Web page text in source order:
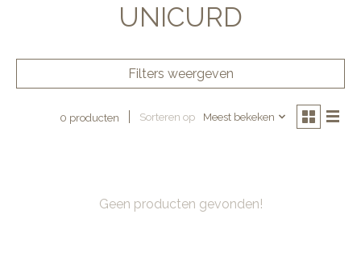
UNICURD
Filters weergeven
0 producten Sorteren op Meest bekeken
Geen producten gevonden!